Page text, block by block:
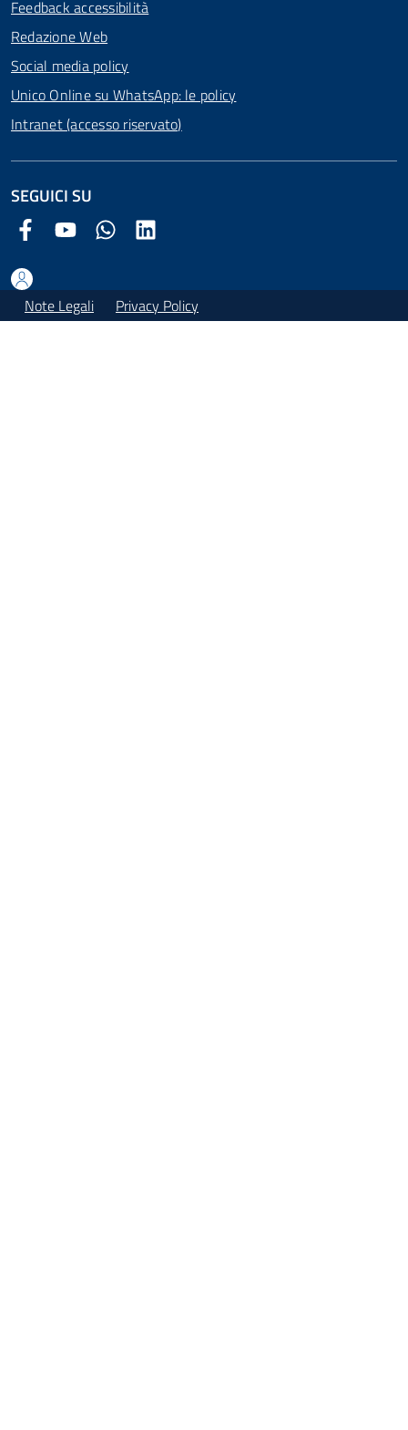
Feedback accessibilità
Redazione Web
Social media policy
Unico Online su WhatsApp: le policy
Intranet (accesso riservato)
SEGUICI SU
Facebook Comune di Arezzo
Youtube Comune di Arezzo
Twitter Comune di Arezzo
Note Legali Privacy Policy